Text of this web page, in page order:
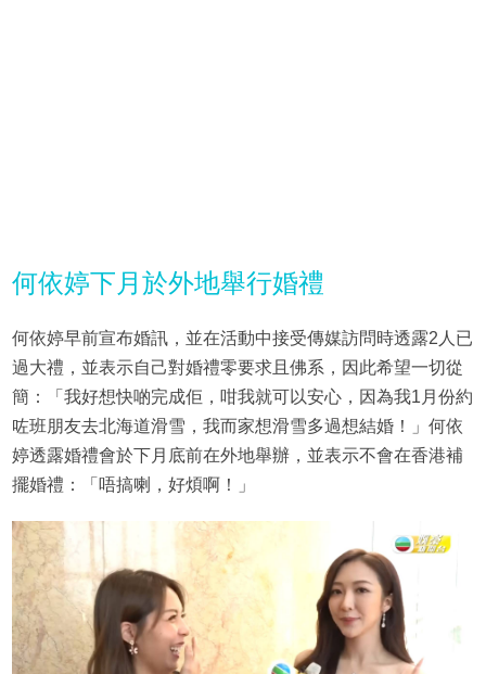
何依婷下月於外地舉行婚禮
何依婷早前宣布婚訊，並在活動中接受傳媒訪問時透露2人已
過大禮，並表示自己對婚禮零要求且佛系，因此希望一切從
簡：「我好想快啲完成佢，咁我就可以安心，因為我1月份約
咗班朋友去北海道滑雪，我而家想滑雪多過想結婚！」何依
婷透露婚禮會於下月底前在外地舉辦，並表示不會在香港補
擺婚禮：「唔搞喇，好煩啊！」